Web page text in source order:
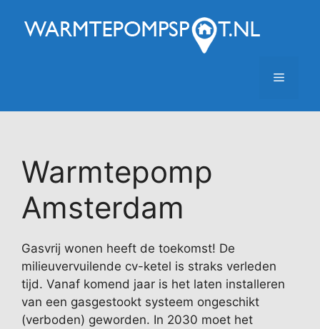
naar
Menu
Warmtepomp
Amsterdam
Gasvrij wonen heeft de toekomst! De
milieuvervuilende cv-ketel is straks verleden
tijd. Vanaf komend jaar is het laten installeren
van een gasgestookt systeem ongeschikt
(verboden) geworden. In 2030 moet het